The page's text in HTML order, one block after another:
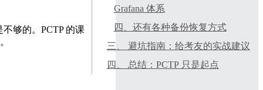
够的。PCTP 的课
Grafana 体系
四、还有各种备份恢复方式
三、 避坑指南：给考友的实战建议
四、 总结：PCTP 只是起点